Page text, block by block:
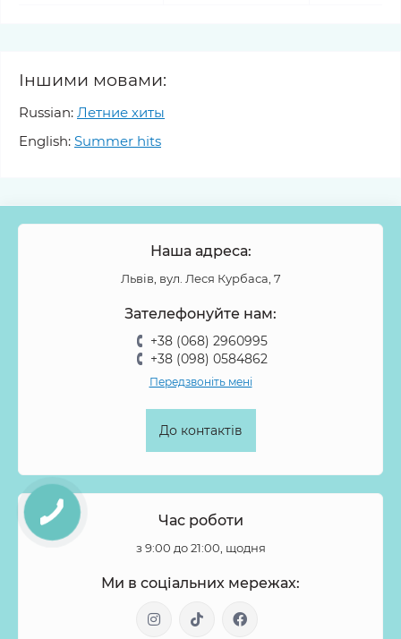
Іншими мовами:
Russian: Летние хиты
English: Summer hits
Наша адреса:
Львів, вул. Леся Курбаса, 7
Зателефонуйте нам:
+38 (068) 2960995
+38 (098) 0584862
Передзвоніть мені
До контактів
Час роботи
з 9:00 до 21:00, щодня
Ми в соціальних мережах: